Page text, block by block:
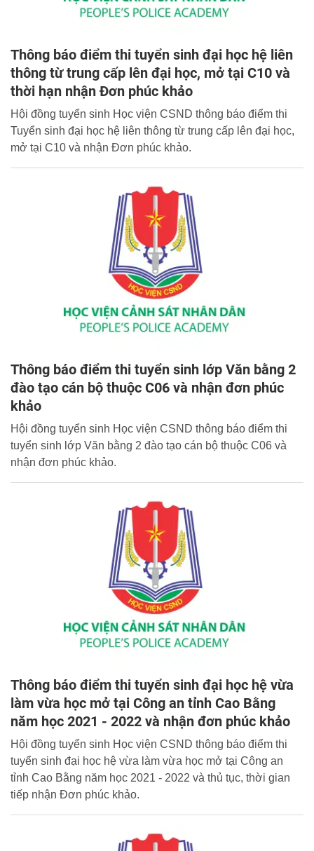
Thông báo điểm thi tuyển sinh đại học hệ liên
thông từ trung cấp lên đại học, mở tại C10 và
thời hạn nhận Đơn phúc khảo
Hội đồng tuyển sinh Học viện CSND thông báo điểm thi
Tuyển sinh đại học hệ liên thông từ trung cấp lên đại học,
mở tại C10 và nhận Đơn phúc khảo.
Thông báo điểm thi tuyển sinh lớp Văn bằng 2
đào tạo cán bộ thuộc C06 và nhận đơn phúc
khảo
Hội đồng tuyển sinh Học viện CSND thông báo điểm thi
tuyển sinh lớp Văn bằng 2 đào tạo cán bộ thuộc C06 và
nhận đơn phúc khảo.
Thông báo điểm thi tuyển sinh đại học hệ vừa
làm vừa học mở tại Công an tỉnh Cao Bằng
năm học 2021 - 2022 và nhận đơn phúc khảo
Hội đồng tuyển sinh Học viện CSND thông báo điểm thi
tuyển sinh đại học hệ vừa làm vừa học mở tại Công an
tỉnh Cao Bằng năm học 2021 - 2022 và thủ tục, thời gian
tiếp nhận Đơn phúc khảo.